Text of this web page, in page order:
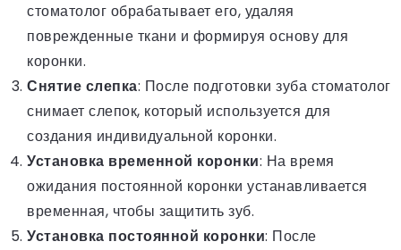
стоматолог обрабатывает его, удаляя
поврежденные ткани и формируя основу для
коронки.
Снятие слепка: После подготовки зуба стоматолог
снимает слепок, который используется для
создания индивидуальной коронки.
Установка временной коронки: На время
ожидания постоянной коронки устанавливается
временная, чтобы защитить зуб.
Установка постоянной коронки: После